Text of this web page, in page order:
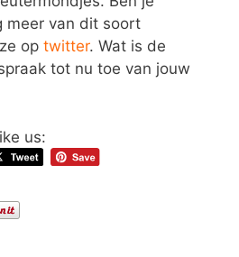
meer van dit soort
op twitter. Wat is de
tot nu toe van jouw
us: